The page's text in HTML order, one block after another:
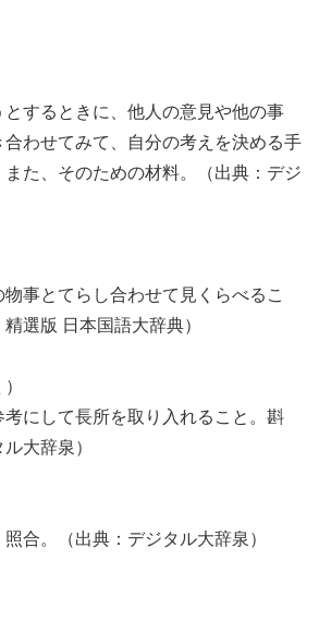
するときに、他人の意見や他の事
わせてみて、自分の考えを決める手
た、そのための材料。（出典：デジ
事とてらし合わせて見くらべるこ
選版 日本国語大辞典）
）
にして長所を取り入れること。斟
大辞泉）
合。（出典：デジタル大辞泉）